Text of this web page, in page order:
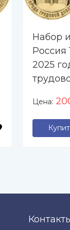
Набор
Россия
2025
Цена: